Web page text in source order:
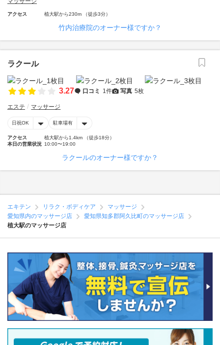
アクセス 植大駅から230m （徒歩3分）
竹内治療院のオーナー様ですか？
ラクール
3.27 口コミ 1件 写真 5枚
エステ マッサージ
日祝OK 駐車場有
アクセス
植大駅から1.4km （徒歩18分）
本日の営業状況 10:00〜19:00
ラクールのオーナー様ですか？
エキテン リラク・ボディケア
マッサージ
愛知県内のマッサージ店
愛知県知多郡阿久比町のマッサージ店
植大駅のマッサージ店